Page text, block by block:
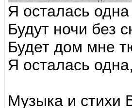
Я осталась
Будут ночи без
Будет дом мне
Я осталась
Музыка и стихи